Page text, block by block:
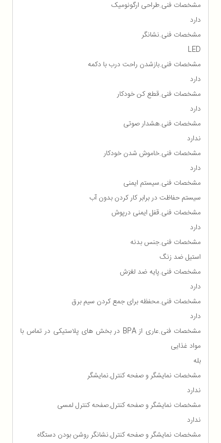
مشخصات فنی.طراحی ارگونومیک
دارد
مشخصات فنی.نشانگر
LED
مشخصات فنی.بازشدن راحت درب با دکمه
دارد
مشخصات فنی.قطع کن خودکار
دارد
مشخصات فنی.هشدار صوتی
ندارد
مشخصات فنی.خاموش شدن خودکار
دارد
مشخصات فنی.سیستم ایمنی
سیستم حفاظت در برابر کار کردن بدون آب
مشخصات فنی.قفل ایمنی درپوش
دارد
مشخصات فنی.جنس بدنه
استیل ضد زنگ
مشخصات فنی.پایه ضد لغزش
دارد
مشخصات فنی.محفظه برای جمع كردن سیم برق
دارد
مشخصات فنی.عاری از BPA در بخش های پلاستیکی در تماس با
مواد غذایی
بله
مشخصات نمایشگر و صفحه کنترل.نمایشگر
ندارد
مشخصات نمایشگر و صفحه کنترل.صفحه کنترل لمسی
ندارد
مشخصات نمایشگر و صفحه کنترل.نشانگر روشن بودن دستگاه